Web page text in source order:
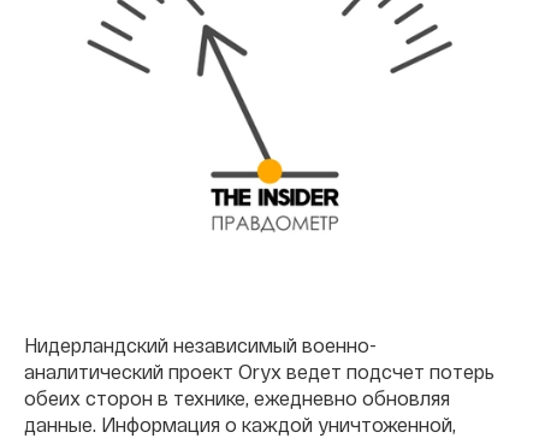
Нидерландский независимый военно-
аналитический проект Oryx ведет подсчет потерь
обеих сторон в технике, ежедневно обновляя
данные. Информация о каждой уничтоженной,